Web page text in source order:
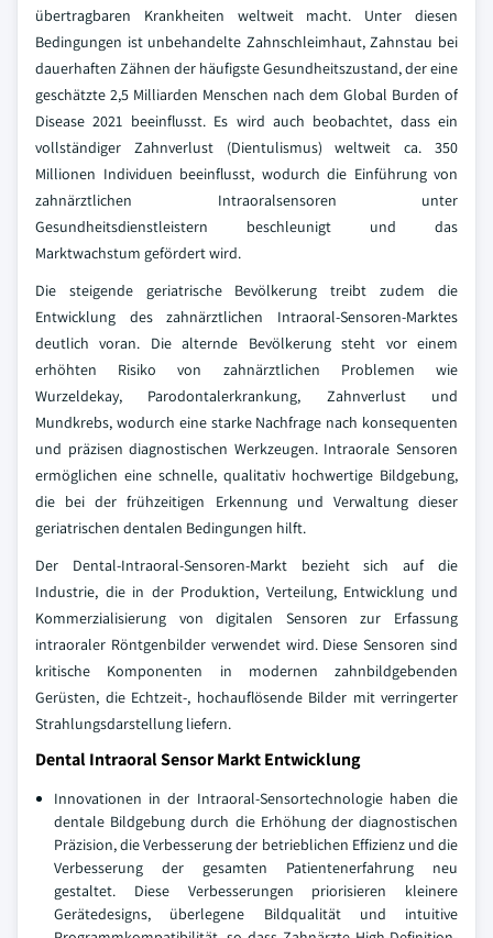
übertragbaren Krankheiten weltweit macht. Unter diesen
Bedingungen ist unbehandelte Zahnschleimhaut, Zahnstau bei
dauerhaften Zähnen der häufigste Gesundheitszustand, der eine
geschätzte 2,5 Milliarden Menschen nach dem Global Burden of
Disease 2021 beeinflusst. Es wird auch beobachtet, dass ein
vollständiger Zahnverlust (Dientulismus) weltweit ca. 350
Millionen Individuen beeinflusst, wodurch die Einführung von
zahnärztlichen Intraoralsensoren unter
Gesundheitsdienstleistern beschleunigt und das
Marktwachstum gefördert wird.
Die steigende geriatrische Bevölkerung treibt zudem die
Entwicklung des zahnärztlichen Intraoral-Sensoren-Marktes
deutlich voran. Die alternde Bevölkerung steht vor einem
erhöhten Risiko von zahnärztlichen Problemen wie
Wurzeldekay, Parodontalerkrankung, Zahnverlust und
Mundkrebs, wodurch eine starke Nachfrage nach konsequenten
und präzisen diagnostischen Werkzeugen. Intraorale Sensoren
ermöglichen eine schnelle, qualitativ hochwertige Bildgebung,
die bei der frühzeitigen Erkennung und Verwaltung dieser
geriatrischen dentalen Bedingungen hilft.
Der Dental-Intraoral-Sensoren-Markt bezieht sich auf die
Industrie, die in der Produktion, Verteilung, Entwicklung und
Kommerzialisierung von digitalen Sensoren zur Erfassung
intraoraler Röntgenbilder verwendet wird. Diese Sensoren sind
kritische Komponenten in modernen zahnbildgebenden
Gerüsten, die Echtzeit-, hochauflösende Bilder mit verringerter
Strahlungsdarstellung liefern.
Dental Intraoral Sensor Markt Entwicklung
Innovationen in der Intraoral-Sensortechnologie haben die
dentale Bildgebung durch die Erhöhung der diagnostischen
Präzision, die Verbesserung der betrieblichen Effizienz und die
Verbesserung der gesamten Patientenerfahrung neu
gestaltet. Diese Verbesserungen priorisieren kleinere
Gerätedesigns, überlegene Bildqualität und intuitive